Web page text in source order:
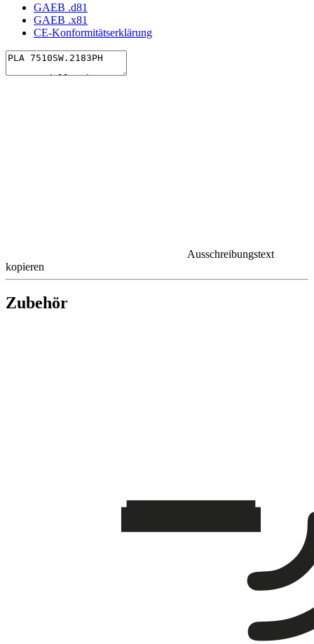
GAEB .d81
GAEB .x81
CE-Konformitätserklärung
Ausschreibungstext
kopieren
Zubehör